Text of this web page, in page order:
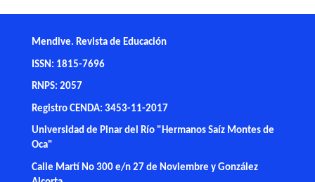
Mendive. Revista de Educación
ISSN: 1815-7696
RNPS: 2057
Registro CENDA: 3453-11-2017
Universidad de Pinar del Río "Hermanos Saíz Montes de
Oca"
Calle Martí No 300 e/n 27 de Noviembre y González